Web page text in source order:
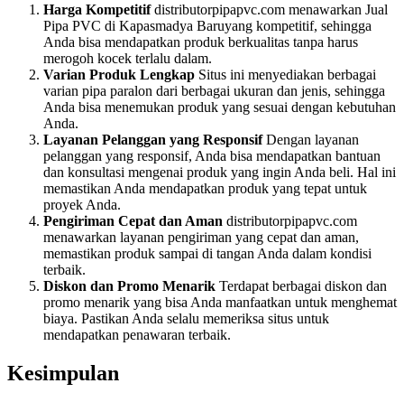
Harga Kompetitifdistributorpipapvc.com menawarkan Jual
Pipa PVC di Kapasmadya Baruyang kompetitif, sehingga
Anda bisa mendapatkan produk berkualitas tanpa harus
merogoh kocek terlalu dalam.
Varian Produk Lengkap Situs ini menyediakan berbagai
varian pipa paralon dari berbagai ukuran dan jenis, sehingga
Anda bisa menemukan produk yang sesuai dengan kebutuhan
Anda.
Layanan Pelanggan yang ResponsifDengan layanan
pelanggan yang responsif, Anda bisa mendapatkan bantuan
dan konsultasi mengenai produk yang ingin Anda beli. Hal ini
memastikan Anda mendapatkan produk yang tepat untuk
proyek Anda.
Pengiriman Cepat dan Aman distributorpipapvc.com
menawarkan layanan pengiriman yang cepat dan aman,
memastikan produk sampai di tangan Anda dalam kondisi
terbaik.
Diskon dan Promo Menarik Terdapat berbagai diskon dan
promo menarik yang bisa Anda manfaatkan untuk menghemat
biaya. Pastikan Anda selalu memeriksa situs untuk
mendapatkan penawaran terbaik.
Kesimpulan